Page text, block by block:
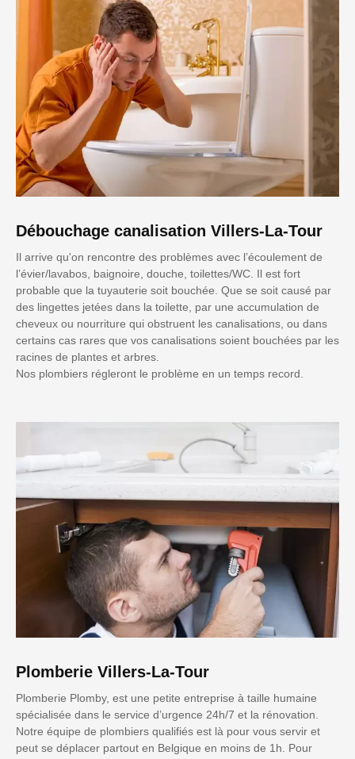
Débouchage canalisation Villers-La-Tour
Il arrive qu'on rencontre des problèmes avec l’écoulement de
l’évier/lavabos, baignoire, douche, toilettes/WC. Il est fort
probable que la tuyauterie soit bouchée. Que se soit causé par
des lingettes jetées dans la toilette, par une accumulation de
cheveux ou nourriture qui obstruent les canalisations, ou dans
certains cas rares que vos canalisations soient bouchées par les
racines de plantes et arbres.
Nos plombiers régleront le problème en un temps record.
Plomberie Villers-La-Tour
Plomberie Plomby, est une petite entreprise à taille humaine
spécialisée dans le service d’urgence 24h/7 et la rénovation.
Notre équipe de plombiers qualifiés est là pour vous servir et
peut se déplacer partout en Belgique en moins de 1h. Pour